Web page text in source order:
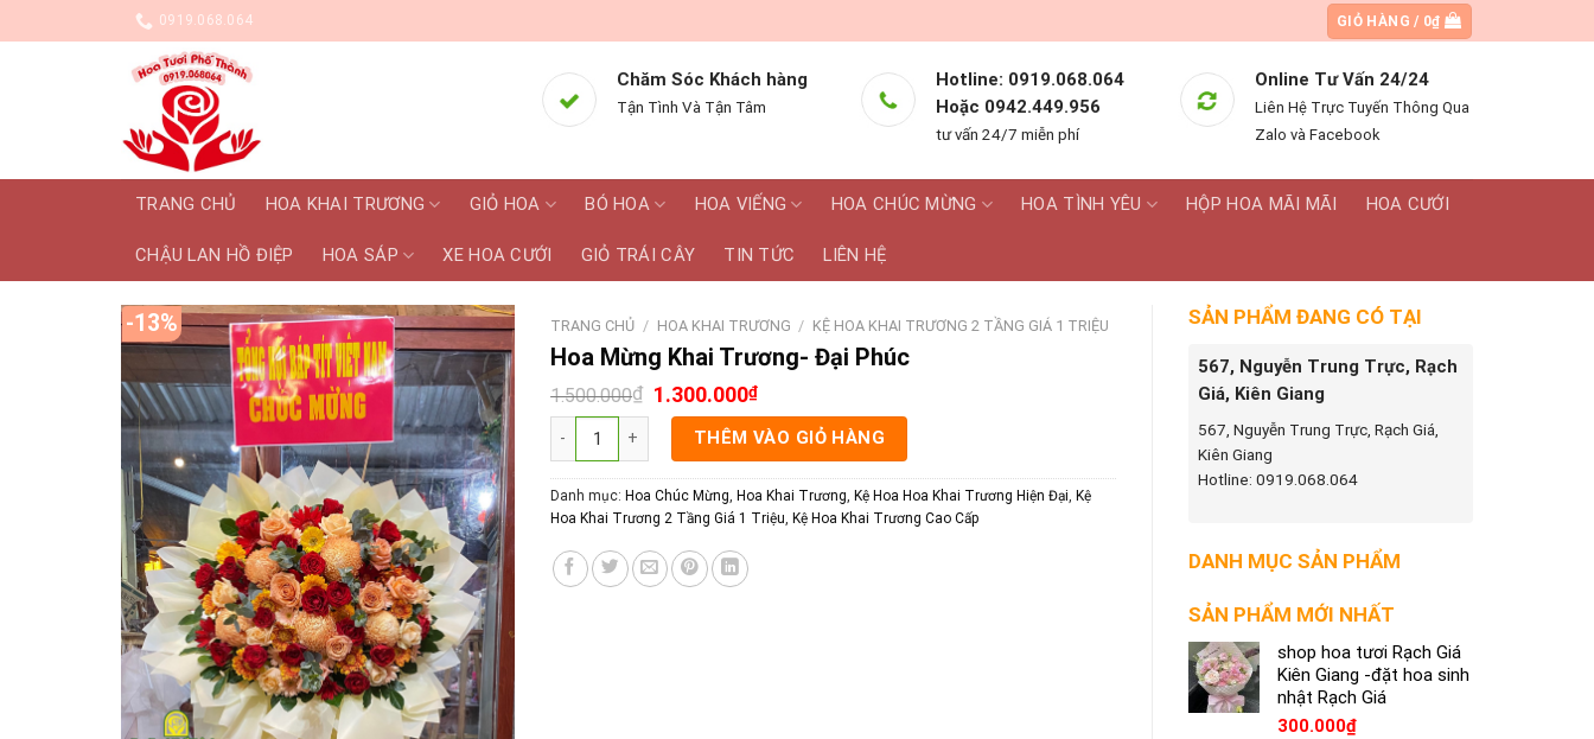
to
0919.068.064 GIỎ HÀNG / 0₫
Chăm Sóc Khách hàng
Tận Tình Và Tận Tâm
Hotline: 0919.068.064
Hoặc 0942.449.956
tư vấn 24/7 miễn phí
Online Tư Vấn 24/24
Liên Hệ Trực Tuyến Thông Qua
Zalo và Facebook
TRANG CHỦ HOA KHAI TRƯƠNG GIỎ HOA BÓ HOA HOA VIẾNG HOA CHÚC MỪNG HOA TÌNH YÊU HỘP HOA MÃI MÃI HOA CƯỚI
CHẬU LAN HỒ ĐIỆP HOA SÁP XE HOA CƯỚI GIỎ TRÁI CÂY TIN TỨC LIÊN HỆ
SẢN PHẨM ĐANG CÓ TẠI
567, Nguyễn Trung Trực, Rạch
Giá, Kiên Giang
567, Nguyễn Trung Trực, Rạch Giá,
Kiên Giang
Hotline: 0919.068.064
DANH MỤC SẢN PHẨM
SẢN PHẨM MỚI NHẤT
shop hoa tươi Rạch Giá
Kiên Giang -đặt hoa sinh
nhật Rạch Giá
300.000₫
-13% TRANG CHỦ / HOA KHAI TRƯƠNG / KỆ HOA KHAI TRƯƠNG 2 TẦNG GIÁ 1 TRIỆU
Hoa Mừng Khai Trương- Đại Phúc
1.500.000₫ 1.300.000₫
Hoa Mừng Khai Trương- Đại Phúc số lượng
THÊM VÀO GIỎ HÀNG
Danh mục: Hoa Chúc Mừng, Hoa Khai Trương, Kệ Hoa Hoa Khai Trương Hiện Đại, Kệ
Hoa Khai Trương 2 Tầng Giá 1 Triệu, Kệ Hoa Khai Trương Cao Cấp